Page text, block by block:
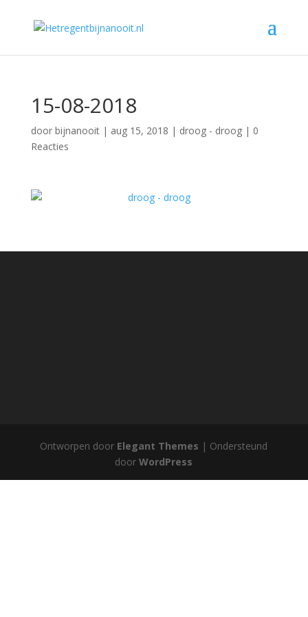
15-08-2018
door bijnanooit| aug 15, 2018 | droog - droog| 0
Reacties
Ontworpen door Elegant Themes | Ondersteund
doorWordPress